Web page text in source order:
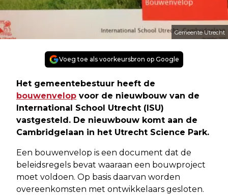
Gemeente Utrecht
Voeg toe als voorkeursbron op Google
Het gemeentebestuur heeft de
bouwenvelop voor de nieuwbouw van de
International School Utrecht (ISU)
vastgesteld. De nieuwbouw komt aan de
Cambridgelaan in het Utrecht Science Park.
Een bouwenvelop is een document dat de
beleidsregels bevat waaraan een bouwproject
moet voldoen. Op basis daarvan worden
overeenkomsten met ontwikkelaars gesloten.